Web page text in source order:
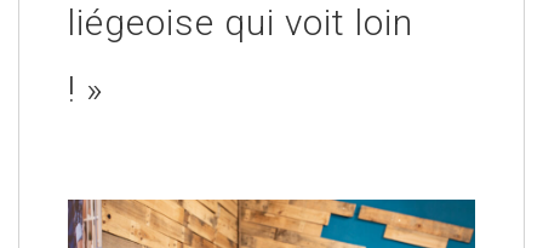
liégeoise qui voit loin
! »